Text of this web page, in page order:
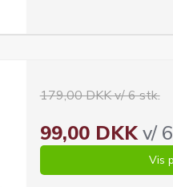
179,00 DKK v/ 6 stk.
99,00 DKKv/
Vis